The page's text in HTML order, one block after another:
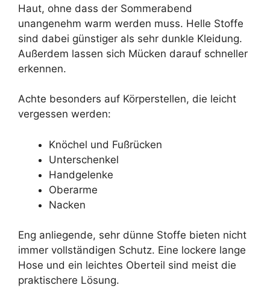
Haut, ohne dass der Sommerabend
unangenehm warm werden muss. Helle Stoffe
sind dabei günstiger als sehr dunkle Kleidung.
Außerdem lassen sich Mücken darauf schneller
erkennen.
Achte besonders auf Körperstellen, die leicht
vergessen werden:
Knöchel und Fußrücken
Unterschenkel
Handgelenke
Oberarme
Nacken
Eng anliegende, sehr dünne Stoffe bieten nicht
immer vollständigen Schutz. Eine lockere lange
Hose und ein leichtes Oberteil sind meist die
praktischere Lösung.